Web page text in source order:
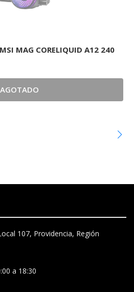
MAG CORELIQUID A12 240
AGOTADO
107, Providencia, Región
a 18:30